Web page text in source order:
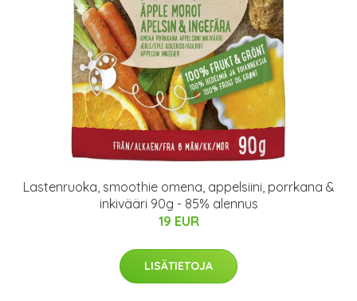
Lastenruoka, smoothie omena, appelsiini, porrkana &
inkivääri 90g - 85% alennus
19 EUR
LISÄTIETOJA